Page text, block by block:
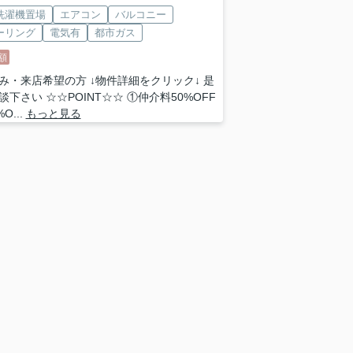
濯機置場 エアコン
バルコニー
リング
電気有 都市ガス
・来店希望の方 ↓物件詳細をクリック↓ 是
下さい ☆☆POINT☆☆ ①仲介料50%OFF
もっと見る